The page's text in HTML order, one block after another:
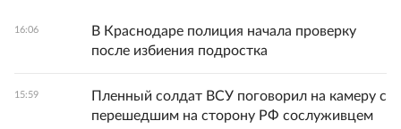
16:06
В Краснодаре полиция начала проверку
после избиения подростка
15:59
Пленный солдат ВСУ поговорил на камеру с
перешедшим на сторону РФ сослуживцем